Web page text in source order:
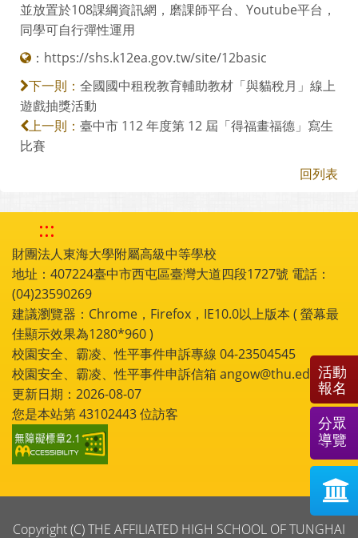
並放置於108課綱資訊網，磨課師平台、Youtube平台，
同學可自行彈性運用
： https://shs.k12ea.gov.tw/site/12basic
下一則： 全國國中租稅教育輔助教材「與貓稅月」線上
遊戲抽獎活動
上一則： 臺中市 112 年度第 12 屆「得福畫福德」寫生
比賽
回列表
:::
財團法人東海大學附屬高級中等學校
地址：407224臺中市西屯區臺灣大道四段1727號 電話：
(04)23590269
建議瀏覽器：Chrome，Firefox，IE10.0以上版本 ( 螢幕最
佳顯示效果為1280*960 )
校園安全、霸凌、性平事件申訴專線 04-23504545
校園安全、霸凌、性平事件申訴信箱 angow@thu.edu.tw
更新日期：2026-08-07
您是本站第43102443位訪客
Copyright (C) THE AFFILIATED HIGH SCHOOL OF TUNGHAI
活動
報名
分眾
導覽